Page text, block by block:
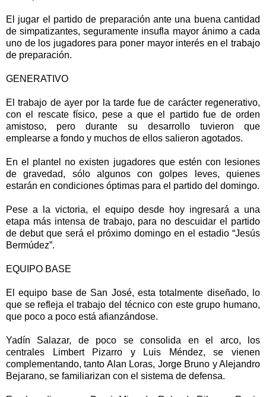
El jugar el partido de preparación ante una buena cantidad
de simpatizantes, seguramente insufla mayor ánimo a cada
uno de los jugadores para poner mayor interés en el trabajo
de preparación.
GENERATIVO
El trabajo de ayer por la tarde fue de carácter regenerativo,
con el rescate físico, pese a que el partido fue de orden
amistoso, pero durante su desarrollo tuvieron que
emplearse a fondo y muchos de ellos salieron agotados.
En el plantel no existen jugadores que estén con lesiones
de gravedad, sólo algunos con golpes leves, quienes
estarán en condiciones óptimas para el partido del domingo.
Pese a la victoria, el equipo desde hoy ingresará a una
etapa más intensa de trabajo, para no descuidar el partido
de debut que será el próximo domingo en el estadio “Jesús
Bermúdez”.
EQUIPO BASE
El equipo base de San José, esta totalmente diseñado, lo
que se refleja el trabajo del técnico con este grupo humano,
que poco a poco está afianzándose.
Yadín Salazar, de poco se consolida en el arco, los
centrales Limbert Pizarro y Luis Méndez, se vienen
complementando, tanto Alan Loras, Jorge Bruno y Alejandro
Bejarano, se familiarizan con el sistema de defensa.